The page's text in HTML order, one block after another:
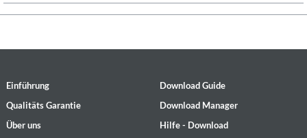
Einführung
Qualitäts Garantie
Über uns
Download Guide
Download Manager
Hilfe - Download